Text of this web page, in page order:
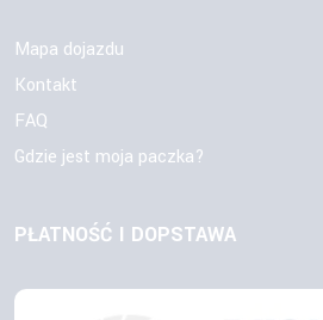
Mapa dojazdu
Kontakt
FAQ
Gdzie jest moja paczka?
PŁATNOŚĆ I DOPSTAWA